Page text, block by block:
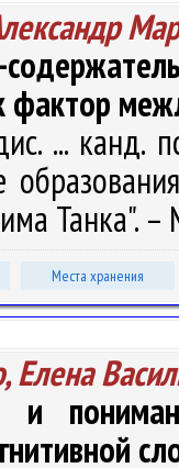
фактор
... канд.
Танка". –
Места хранения
Елена
и